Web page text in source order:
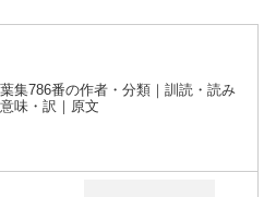
集786番の作者・分類｜訓読・読み
意味・訳｜原文